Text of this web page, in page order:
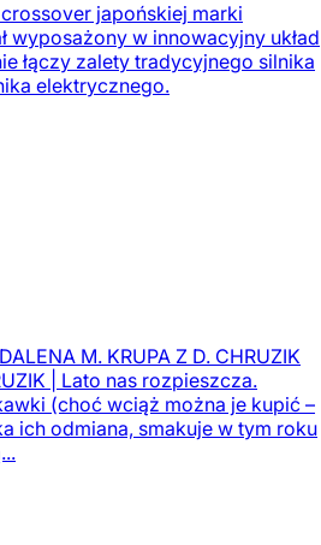
japońskiej marki
wyposażony w innowacyjny układ
łączy zalety tradycyjnego silnika
elektrycznego.
M. KRUPA Z D. CHRUZIK
| Lato nas rozpieszcza.
(choć wciąż można je kupić –
ich odmiana, smakuje w tym roku